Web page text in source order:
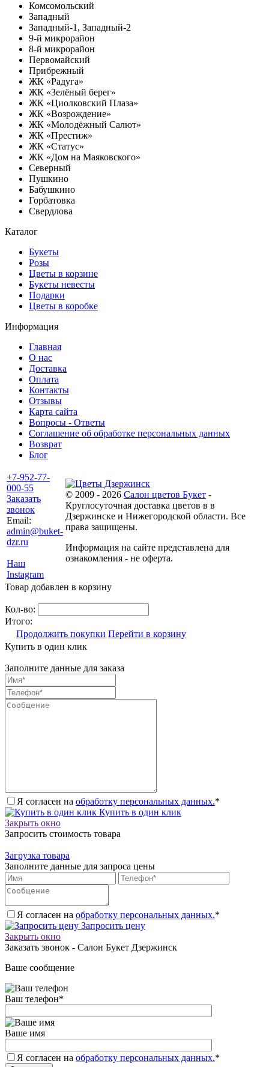
Комсомольский
Западный
Западный-1, Западный-2
9-й микрорайон
8-й микрорайон
Первомайский
Прибрежный
ЖК «Радуга»
ЖК «Зелёный берег»
ЖК «Циолковский Плаза»
ЖК «Возрождение»
ЖК «Молодёжный Салют»
ЖК «Престиж»
ЖК «Статус»
ЖК «Дом на Маяковского»
Северный
Пушкино
Бабушкино
Горбатовка
Свердлова
Каталог
Букеты
Розы
Цветы в корзине
Букеты невесты
Подарки
Цветы в коробке
Информация
Главная
О нас
Доставка
Оплата
Контакты
Отзывы
Карта сайта
Вопросы - Ответы
Соглашение об обработке персональных данных
Возврат
Блог
+7-952-77-
000-55
Заказать
звонок
Email:
admin@buket-
dzr.ru
Наш
Instagram
© 2009 - 2026 Салон цветов Букет -
Круглосуточная доставка цветов в в
Дзержинске и Нижегородской области. Все
права защищены.
Информация на сайте представлена для
ознакомления - не оферта.
Товар добавлен в корзину
Кол-во:
Итого:
Продолжить покупки Перейти в корзину
Купить в один клик
Заполните данные для заказа
Я согласен на обработку персональных данных.*
Купить в один клик
Закрыть окно
Запросить стоимость товара
Загрузка товара
Заполните данные для запроса цены
Я согласен на обработку персональных данных.*
Запросить цену
Закрыть окно
Заказать звонок - Салон Букет Дзержинск
Ваше сообщение
Ваш телефон*
Ваше имя
Я согласен на обработку персональных данных.*